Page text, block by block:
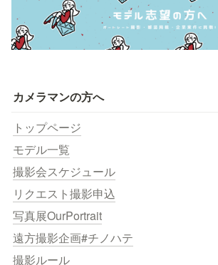
カメラマンの方へ
トップページ
モデル一覧
撮影会スケジュール
リクエスト撮影申込
写真展OurPortrait
遠方撮影企画#チノハテ
撮影ルール